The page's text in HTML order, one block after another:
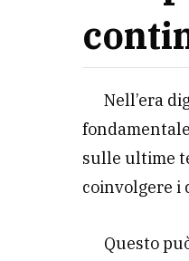
Nell’era
sulle ultime
coinvolgere i
Questo